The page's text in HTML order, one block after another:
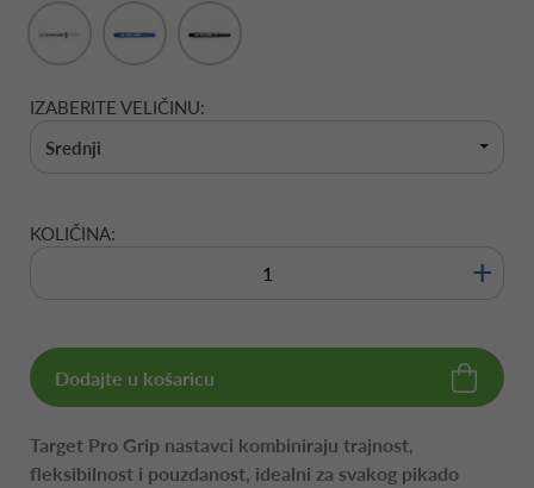
IZABERITE VELIČINU:
Srednji
KOLIČINA:
+
Dodajte u košaricu
Target Pro Grip nastavci kombiniraju trajnost,
fleksibilnost i pouzdanost, idealni za svakog pikado